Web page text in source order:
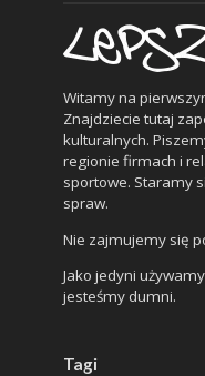
Witamy na
Znajdziecie tutaj
kulturalnych.
regionie firmach i
sportowe. Staramy
spraw.
Nie zajmujemy się
Jako jedyni
jesteśmy dumni.
Tagi